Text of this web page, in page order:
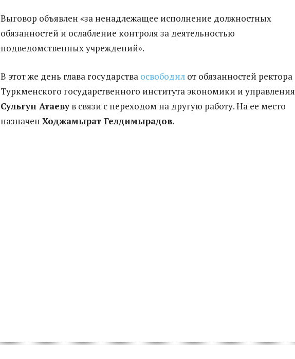
Выговор объявлен «за ненадлежащее исполнение должностных
обязанностей и ослабление контроля за деятельностью
подведомственных учреждений».
В этот же день глава государства освободил от обязанностей ректора
Туркменского государственного института экономики и управления
Сульгун Атаевув связи с переходом на другую работу. На ее место
назначен Ходжамырат Гелдимырадов.